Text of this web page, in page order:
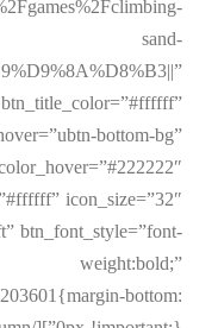
sand-
bottom-bg”
icon_size=”32″
btn_font_style=”font-
weight:bold;”
bottom: